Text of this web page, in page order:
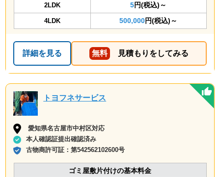
2LDK 5円(税込)～
4LDK 500,000円(税込)～
詳細を見る 無料 見積もりをしてみる
トヨフネサービス
愛知県名古屋市中村区対応
本人確認証提出確認済み
古物商許可証：第542562102600号
ゴミ屋敷片付けの基本料金